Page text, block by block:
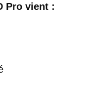
Pro vient :